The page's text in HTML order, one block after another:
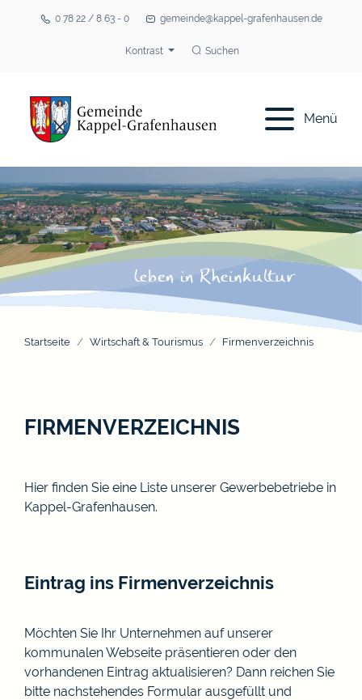
0 78 22 / 8 63 - 0 gemeinde@kappel-grafenhausen.de
Kontrast Suchen
Menü
Startseite Wirtschaft & Tourismus Firmenverzeichnis
FIRMENVERZEICHNIS
Hier finden Sie eine Liste unserer Gewerbebetriebe in
Kappel-Grafenhausen.
Eintrag ins Firmenverzeichnis
Möchten Sie Ihr Unternehmen auf unserer
kommunalen Webseite präsentieren oder den
vorhandenen Eintrag aktualisieren? Dann reichen Sie
bitte nachstehendes Formular ausgefüllt und